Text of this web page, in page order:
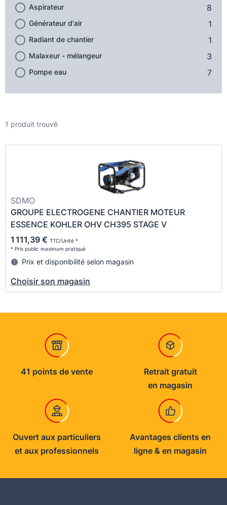
Aspirateur 8
Générateur d'air 1
Radiant de chantier 1
Malaxeur - mélangeur 3
Pompe eau 7
1 produit trouvé
SDMO
GROUPE ELECTROGENE CHANTIER MOTEUR
ESSENCE KOHLER OHV CH395 STAGE V
1 111,39 € TTC/Unité *
* Prix public maximum pratiqué
Prix et disponibilité selon magasin
Choisir son magasin
41 points de vente
Retrait gratuit
en magasin
Ouvert aux particuliers
et aux professionnels
Avantages clients en
ligne & en magasin